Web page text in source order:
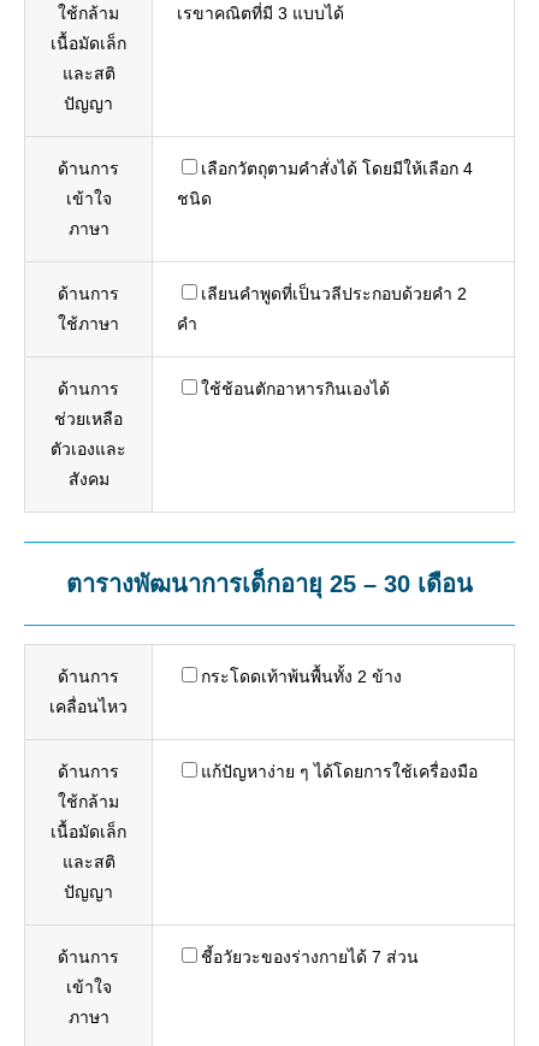
ใช้กล้าม
เนื้อมัดเล็ก
และสติ
ปัญญา
เรขาคณิตที่มี 3 แบบได้
ด้านการ
เข้าใจ
ภาษา
เลือกวัตถุตามคำสั่งได้ โดยมีให้เลือก 4
ชนิด
ด้านการ
ใช้ภาษา
เลียนคำพูดที่เป็นวลีประกอบด้วยคำ 2
คำ
ด้านการ
ช่วยเหลือ
ตัวเองและ
สังคม
ใช้ช้อนตักอาหารกินเองได้
ตารางพัฒนาการเด็กอายุ 25 – 30 เดือน
ด้านการ
เคลื่อนไหว
กระโดดเท้าพ้นพื้นทั้ง 2 ข้าง
ด้านการ
ใช้กล้าม
เนื้อมัดเล็ก
และสติ
ปัญญา
แก้ปัญหาง่าย ๆ ได้โดยการใช้เครื่องมือ
ด้านการ
เข้าใจ
ภาษา
ชี้อวัยวะของร่างกายได้ 7 ส่วน